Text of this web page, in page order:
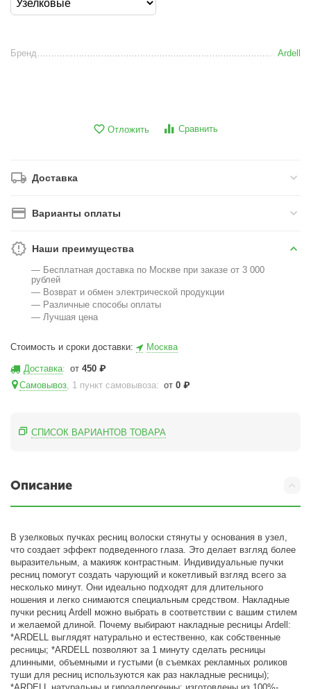
Бренд Ardell
Отложить Сравнить
Доставка
Варианты оплаты
Наши преимущества
— Бесплатная доставка по Москве при заказе от 3 000
рублей
— Возврат и обмен электрической продукции
— Различные способы оплаты
— Лучшая цена
Стоимость и сроки доставки: Москва
Доставка: от450 ₽
Самовывоз, 1 пункт самовывоза: от0 ₽
СПИСОК ВАРИАНТОВ ТОВАРА
Описание
В узелковых пучках ресниц волоски стянуты у основания в узел,
что создает эффект подведенного глаза. Это делает взгляд более
выразительным, а макияж контрастным. Индивидуальные пучки
ресниц помогут создать чарующий и кокетливый взгляд всего за
несколько минут. Они идеально подходят для длительного
ношения и легко снимаются специальным средством. Накладные
пучки ресниц Ardell можно выбрать в соответствии с вашим стилем
и желаемой длиной. Почему выбирают накладные ресницы Ardell:
*ARDELL выглядят натурально и естественно, как собственные
ресницы; *ARDELL позволяют за 1 минуту сделать ресницы
длинными, объемными и густыми (в съемках рекламных роликов
туши для ресниц используются как раз накладные ресницы);